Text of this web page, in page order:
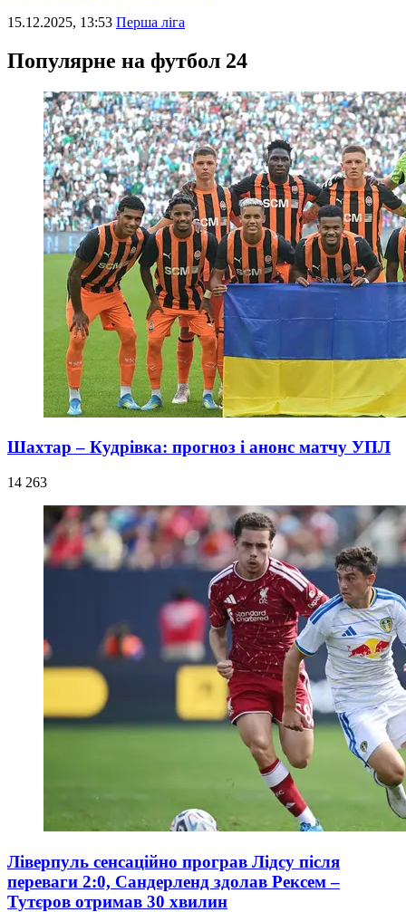
15.12.2025, 13:53 Перша ліга
Популярне на футбол 24
Шахтар – Кудрівка: прогноз і анонс матчу УПЛ
14 263
Ліверпуль сенсаційно програв Лідсу після
переваги 2:0, Сандерленд здолав Рексем –
Тутєров отримав 30 хвилин